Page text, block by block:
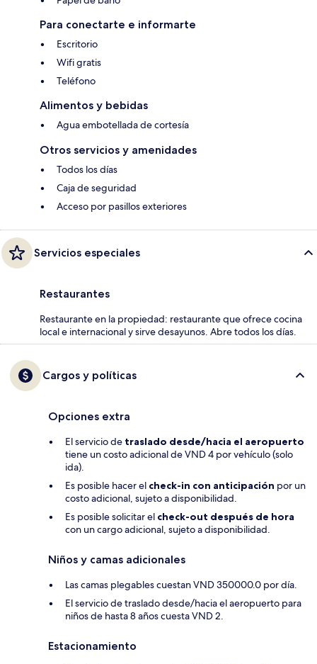
Para conectarte e informarte
Escritorio
Wifi gratis
Teléfono
Alimentos y bebidas
Agua embotellada de cortesía
Otros servicios y amenidades
Todos los días
Caja de seguridad
Acceso por pasillos exteriores
Servicios especiales
Restaurantes
Restaurante en la propiedad: restaurante que ofrece cocina
local e internacional y sirve desayunos. Abre todos los días.
Cargos y políticas
Opciones extra
El servicio de traslado desde/hacia el aeropuerto
tiene un costo adicional de VND 4 por vehículo (solo
ida).
Es posible hacer el check-in con anticipación por un
costo adicional, sujeto a disponibilidad.
Es posible solicitar el check-out después de hora
con un cargo adicional, sujeto a disponibilidad.
Niños y camas adicionales
Las camas plegables cuestan VND 350000.0 por día.
El servicio de traslado desde/hacia el aeropuerto para
niños de hasta 8 años cuesta VND 2.
Estacionamiento